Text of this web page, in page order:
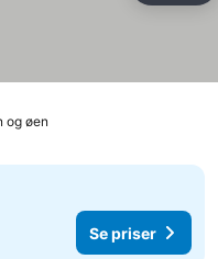
og øen
Se priser